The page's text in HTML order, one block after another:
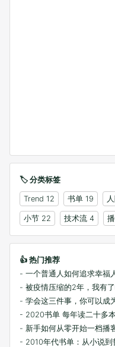
🏷️ 分类标签
Trend 12 书单 19
小节 22 技术流 4
👍 热门推荐
- 一个普通人如何追求幸福
- 被疫情压缩的2年，我有
- 学会这三件事，你可以成
- 2020书单 每年读二十多
- 新手如何从零开始一档播
- 2010年代书单：从小说到